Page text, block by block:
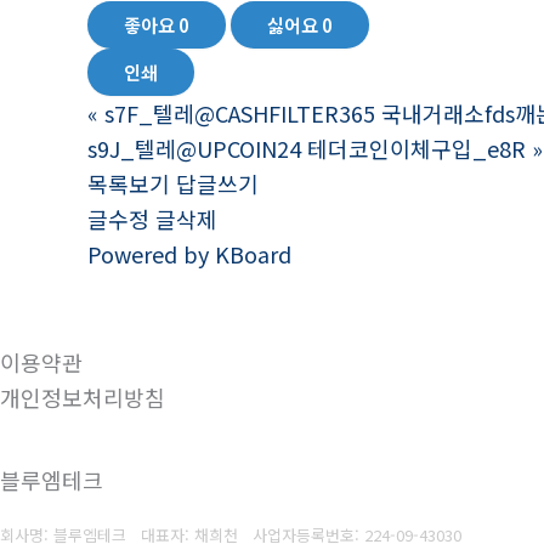
좋아요0 싫어요0
인쇄
« s7F_텔레@CASHFILTER365 국내거래소fds
s9J_텔레@UPCOIN24 테더코인이체구입_e8R »
목록보기 답글쓰기
글수정 글삭제
Powered by KBoard
이용약관
개인정보처리방침
블루엠테크
회사명: 블루엠테크 대표자: 채희천 사업자등록번호: 224-09-43030